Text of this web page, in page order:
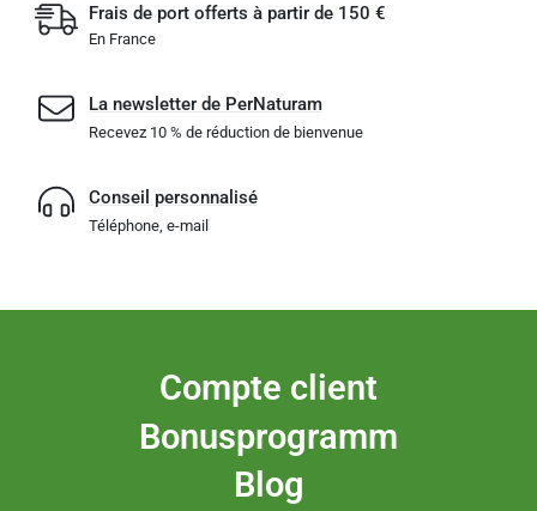
Frais de port offerts à partir de 150 €
En France
La newsletter de PerNaturam
Recevez 10 % de réduction de bienvenue
Conseil personnalisé
Téléphone, e-mail
Compte client
Bonusprogramm
Blog